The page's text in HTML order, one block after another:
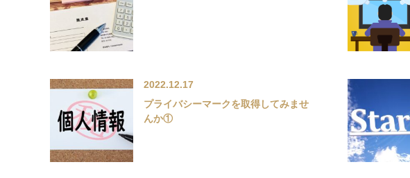
2022.12.17
プライバシーマークを取得してみませ
んか①